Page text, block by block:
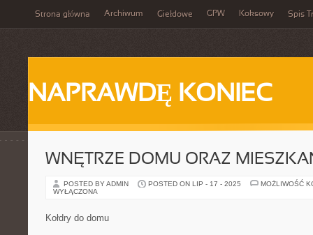
Strona główna Archiwum Giełdowe GPW Koksowy Spis
NAPRAWDĘ KONIEC
WNĘTRZE DOMU ORAZ
POSTED BY ADMIN POSTED ON LIP - 17 - 2025
MOŻLIWOŚĆ
WYŁĄCZONA
Kołdry do domu